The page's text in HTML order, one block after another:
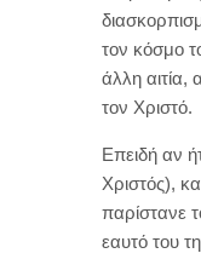
τον κόσμο
άλλη αιτία,
τον Χριστό.
Επειδή αν
Χριστός),
παρίστανε
εαυτό του